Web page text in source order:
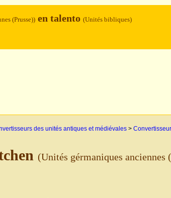
(Prusse)) en talento (Unités bibliques)
des unités antiques et médiévales >
(Unités gérmaniques anciennes